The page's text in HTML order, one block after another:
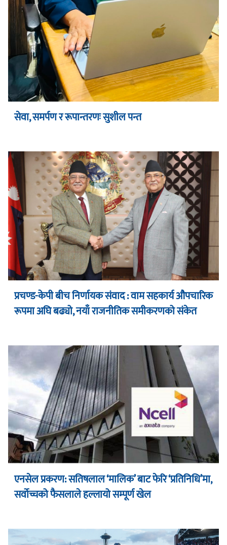
सेवा, समर्पण र रूपान्तरणः सुशील पन्त
प्रचण्ड-केपी बीच निर्णायक संवाद : वाम सहकार्य औपचारिक
रूपमा अघि बढ्यो, नयाँ राजनीतिक समीकरणको संकेत
एनसेल प्रकरण: सतिषलाल ‘मालिक’ बाट फेरि ‘प्रतिनिधि’मा,
सर्वोच्चको फैसलाले हल्लायो सम्पूर्ण खेल